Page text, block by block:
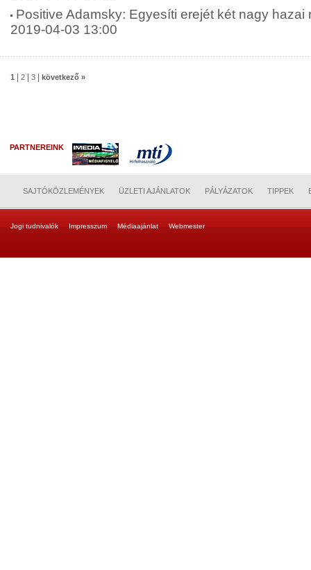
Positive Adamsky: Egyesíti erejét két nagy hazai
2019-04-03 13:00
1 2 3 következő »
PARTNEREINK
SAJTÓKÖZLEMÉNYEK ÜZLETI AJÁNLATOK PÁLYÁZATOK TIPPEK
Jogi tudnivalók Impresszum Médiaajánlat Webmester